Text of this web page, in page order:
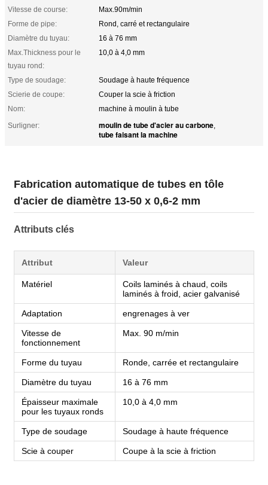
Vitesse de course:
Max.90m/min
Forme de pipe:
Rond, carré et rectangulaire
Diamètre du tuyau:
16 à 76 mm
Max.Thickness pour le
tuyau rond:
10,0 à 4,0 mm
Type de soudage:
Soudage à haute fréquence
Scierie de coupe:
Couper la scie à friction
Nom:
machine à moulin à tube
Surligner:
moulin de tube d'acier au carbone,
tube faisant la machine
Fabrication automatique de tubes en tôle
d'acier de diamètre 13-50 x 0,6-2 mm
Attributs clés
Attribut Valeur
Matériel
Coils laminés à chaud, coils
laminés à froid, acier galvanisé
Adaptation engrenages à ver
Vitesse de
fonctionnement
Max. 90 m/min
Forme du tuyau Ronde, carrée et rectangulaire
Diamètre du tuyau 16 à 76 mm
Épaisseur maximale
pour les tuyaux ronds
10,0 à 4,0 mm
Type de soudage Soudage à haute fréquence
Scie à couper Coupe à la scie à friction